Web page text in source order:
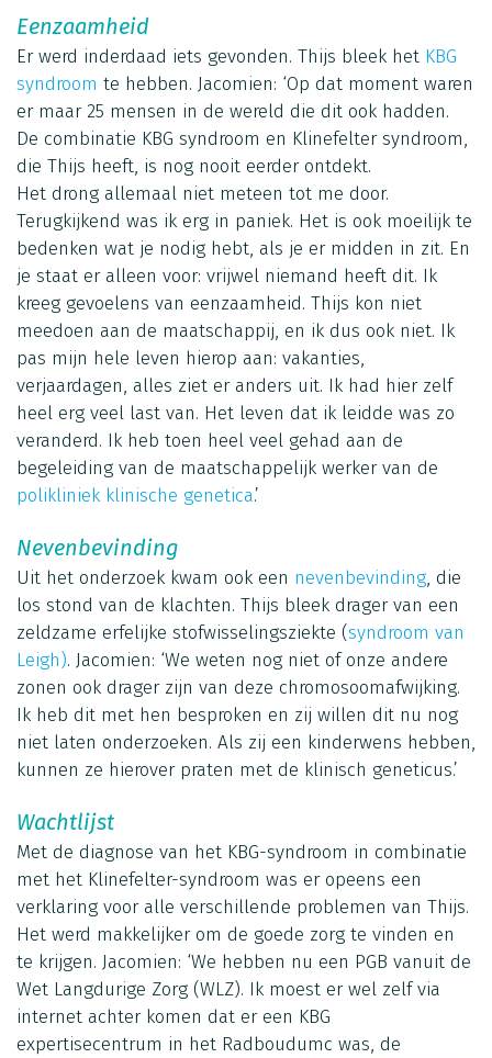
Eenzaamheid
Er werd inderdaad iets gevonden. Thijs bleek het KBG
syndroom te hebben. Jacomien: ‘Op dat moment waren
er maar 25 mensen in de wereld die dit ook hadden.
De combinatie KBG syndroom en Klinefelter syndroom,
die Thijs heeft, is nog nooit eerder ontdekt.
Het drong allemaal niet meteen tot me door.
Terugkijkend was ik erg in paniek. Het is ook moeilijk te
bedenken wat je nodig hebt, als je er midden in zit. En
je staat er alleen voor: vrijwel niemand heeft dit. Ik
kreeg gevoelens van eenzaamheid. Thijs kon niet
meedoen aan de maatschappij, en ik dus ook niet. Ik
pas mijn hele leven hierop aan: vakanties,
verjaardagen, alles ziet er anders uit. Ik had hier zelf
heel erg veel last van. Het leven dat ik leidde was zo
veranderd. Ik heb toen heel veel gehad aan de
begeleiding van de maatschappelijk werker van de
polikliniek klinische genetica.’
Nevenbevinding
Uit het onderzoek kwam ook een nevenbevinding, die
los stond van de klachten. Thijs bleek drager van een
zeldzame erfelijke stofwisselingsziekte (syndroom van
Leigh). Jacomien: ‘We weten nog niet of onze andere
zonen ook drager zijn van deze chromosoomafwijking.
Ik heb dit met hen besproken en zij willen dit nu nog
niet laten onderzoeken. Als zij een kinderwens hebben,
kunnen ze hierover praten met de klinisch geneticus.’
Wachtlijst
Met de diagnose van het KBG-syndroom in combinatie
met het Klinefelter-syndroom was er opeens een
verklaring voor alle verschillende problemen van Thijs.
Het werd makkelijker om de goede zorg te vinden en
te krijgen. Jacomien: ‘We hebben nu een PGB vanuit de
Wet Langdurige Zorg (WLZ). Ik moest er wel zelf via
internet achter komen dat er een KBG
expertisecentrum in het Radboudumc was, de